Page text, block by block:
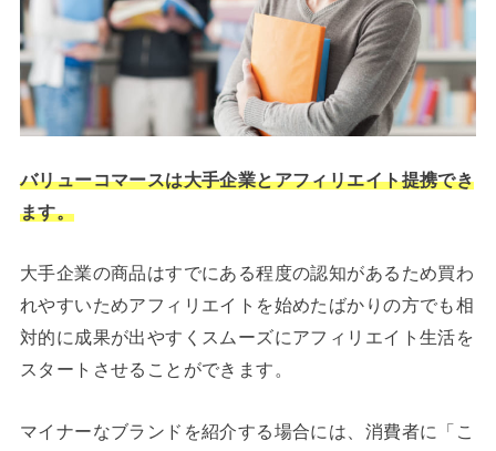
バリューコマースは大手企業とアフィリエイト提携でき
ます。
大手企業の商品はすでにある程度の認知があるため買わ
れやすいためアフィリエイトを始めたばかりの方でも相
対的に成果が出やすくスムーズにアフィリエイト生活を
スタートさせることができます。
マイナーなブランドを紹介する場合には、消費者に「こ